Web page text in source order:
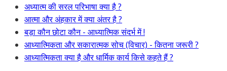
अध्यात्म की सरल परिभाषा क्या है ?
आत्मा और अंहकार में क्या अंतर है ?
बड़ा कौन छोटा कौन - आध्यात्मिक संदर्भ में !
आध्यात्मिकता और सकारात्मक सोच (विचार) - कितना जरूरी ?
आध्यात्मिकता क्या है और धार्मिक कार्य किसे कहते हैं ?